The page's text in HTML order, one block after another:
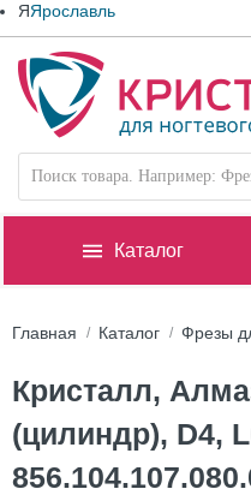
ЯЯрославль
Каталог
Главная Каталог Фрезы
Кристалл,
(цилиндр), D4,